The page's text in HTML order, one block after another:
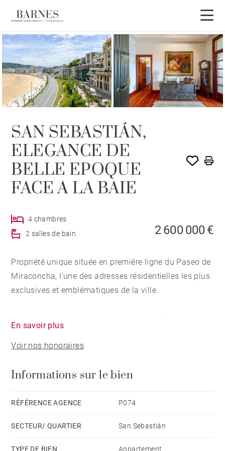
SAN SEBASTIÁN,
ELEGANCE DE
BELLE EPOQUE
FACE A LA BAIE
4 chambres
2 salles de bain
2 600 000 €
Propriété unique située en première ligne du Paseo de
Miraconcha, l’une des adresses résidentielles les plus
exclusives et emblématiques de la ville.
à la baie de La Concha, cet élégant appartement
développe environ 275 m² construits, incluant une
d’impressionnantes vues panoramiques sur la baie,
la mer, l’île de Santa Clara et le mont Igueldo,
maintenant une connexion permanente avec le
En savoir plus
Voir nos honoraires
Informations sur le bien
RÉFÉRENCE AGENCE P074
SECTEUR/ QUARTIER San Sebastián
TYPE DE BIEN Appartement